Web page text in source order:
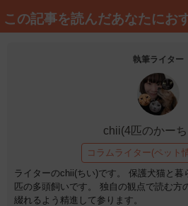
この記事を読んだあなたにお
執筆ライター
chii(4匹のかー
コラムライター(ペット
ライターのchii(ちい)です。 保護犬猫と暮
匹の多頭飼いです。 独自の観点で読む方
綴れるよう精進して参ります。